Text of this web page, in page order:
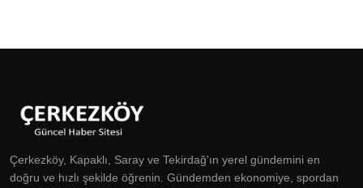
Çerkezköy, Kapaklı, Saray ve Tekirdağ'ın yerel gündemini en
doğru ve hızlı şekilde öğrenin. Gündemden ekonomiye, spordan